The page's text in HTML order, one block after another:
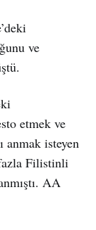
ve
etmek ve
anmak isteyen
Filistinli
AA